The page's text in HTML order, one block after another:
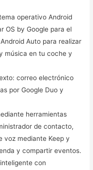
operativo Android
OS by Google para el
Auto para realizar
música en tu coche y
correo electrónico
por Google Duo y
herramientas
de contacto,
voz mediante Keep y
y compartir eventos.
con